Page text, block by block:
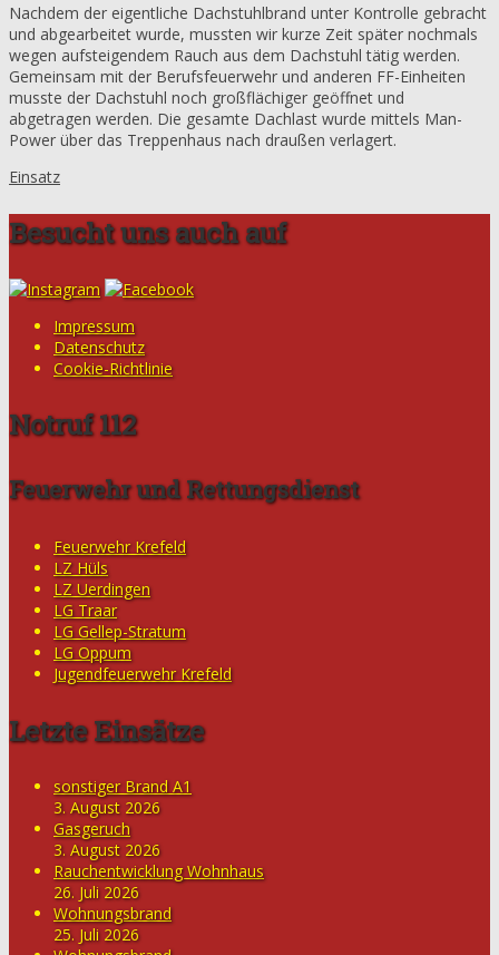
Nachdem der eigentliche Dachstuhlbrand unter Kontrolle gebracht
und abgearbeitet wurde, mussten wir kurze Zeit später nochmals
wegen aufsteigendem Rauch aus dem Dachstuhl tätig werden.
Gemeinsam mit der Berufsfeuerwehr und anderen FF-Einheiten
musste der Dachstuhl noch großflächiger geöffnet und
abgetragen werden. Die gesamte Dachlast wurde mittels Man-
Power über das Treppenhaus nach draußen verlagert.
Einsatz
Besucht uns auch auf
Impressum
Datenschutz
Cookie-Richtlinie
Notruf 112
Feuerwehr und Rettungsdienst
Feuerwehr Krefeld
LZ Hüls
LZ Uerdingen
LG Traar
LG Gellep-Stratum
LG Oppum
Jugendfeuerwehr Krefeld
Letzte Einsätze
sonstiger Brand A1
3. August 2026
Gasgeruch
3. August 2026
Rauchentwicklung Wohnhaus
26. Juli 2026
Wohnungsbrand
25. Juli 2026